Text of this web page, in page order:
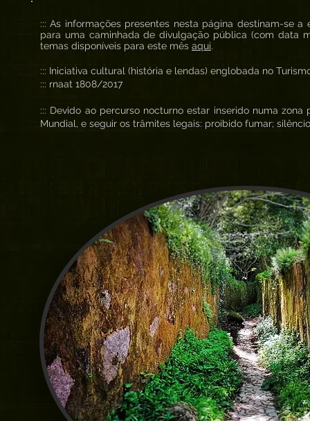
::: As informações presentes nesta página destinam-se
para uma caminhada de divulgação pública (com data
temas disponíveis para este mês aqui.
::: Iniciativa cultural (história e lendas) englobada no
::: rnaat 1808/2017
::: Devido ao percurso nocturno estar inserido numa
Mundial, e seguir os trâmites legais: proibido fumar;